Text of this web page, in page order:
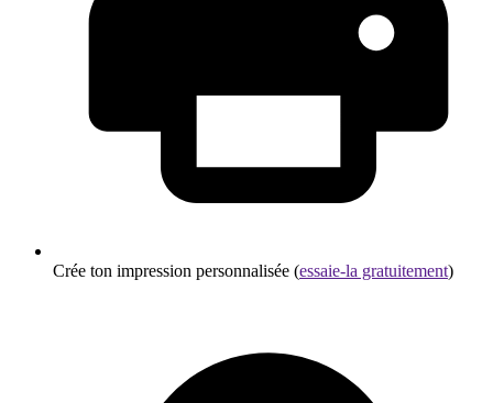
Crée ton impression personnalisée (essaie-la gratuitement)